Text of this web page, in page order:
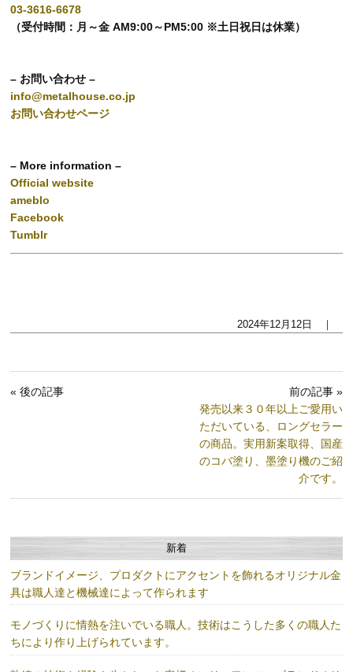
03-3616-6678
（受付時間：月～金 AM9:00～PM5:00 ※土日祝日は休業）
– お問い合わせ –
info@metalhouse.co.jp
お問い合わせページ
– More information –
Official website
ameblo
Facebook
Tumblr
2024年12月12日 ｜
« 後の記事
前の記事 »
発売以来３０年以上ご愛用い
ただいている、ロングセラー
の商品。実用新案取得、国産
のコバ塗り、墨塗り機のご紹
介です。
新着
ブランドイメージ、プロダクトにアクセントを飾れるオリジナル金
具は職人達と機械達によって作られます
モノづくりに情熱を注いでいる職人。技術はこうした多くの職人た
ちにより作り上げられています。